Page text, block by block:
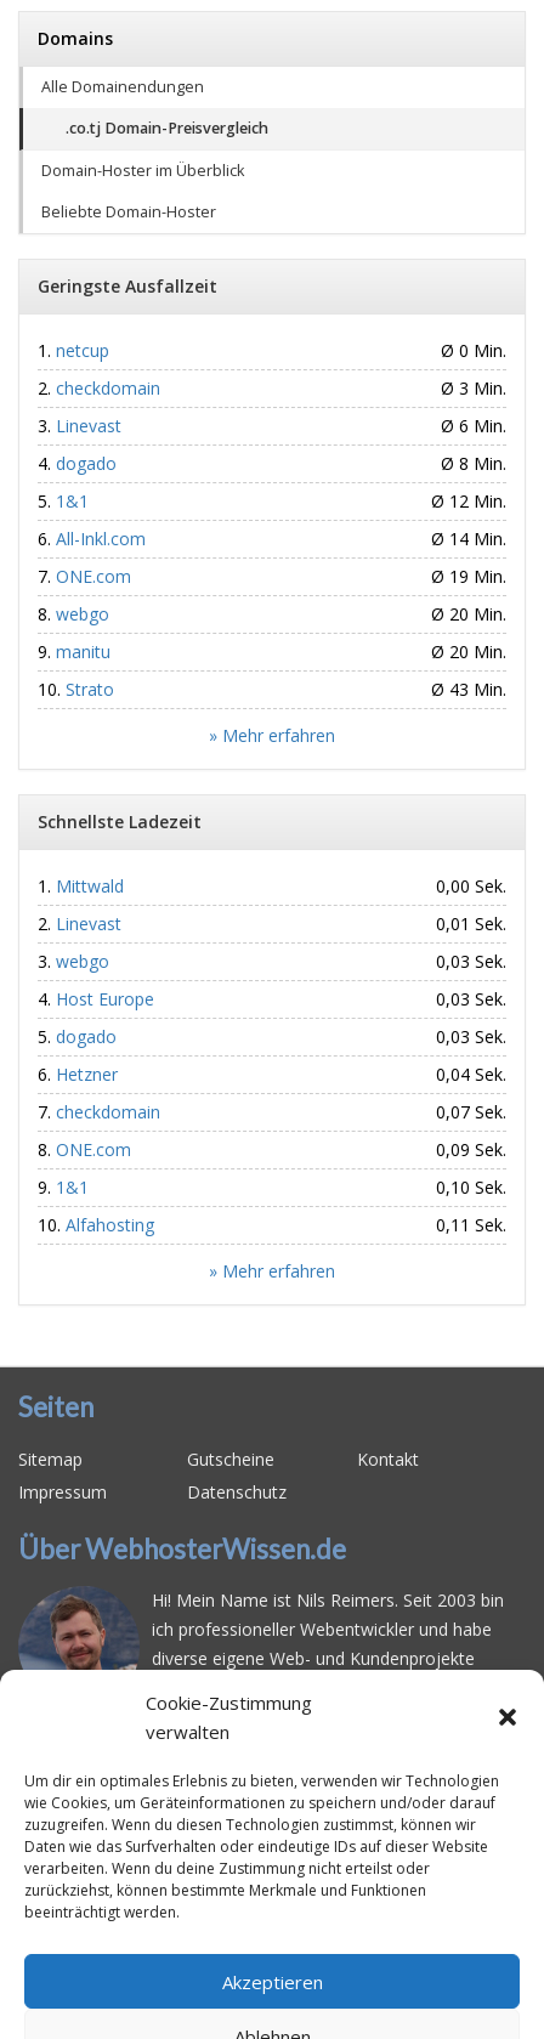
Cookie-Zustimmung
verwalten
Um dir ein optimales Erlebnis zu bieten, verwenden wir Technologien
wie Cookies, um Geräteinformationen zu speichern und/oder darauf
zuzugreifen. Wenn du diesen Technologien zustimmst, können wir
Daten wie das Surfverhalten oder eindeutige IDs auf dieser Website
verarbeiten. Wenn du deine Zustimmung nicht erteilst oder
zurückziehst, können bestimmte Merkmale und Funktionen
beeinträchtigt werden.
Akzeptieren
Domains
Alle Domainendungen
.co.tj Domain-Preisvergleich
Domain-Hoster im Überblick
Beliebte Domain-Hoster
Geringste Ausfallzeit
netcup
Ø 0 Min.
checkdomain
Ø 3 Min.
Linevast
Ø 6 Min.
dogado
Ø 8 Min.
1&1
Ø 12 Min.
All-Inkl.com
Ø 14 Min.
ONE.com
Ø 19 Min.
webgo
Ø 20 Min.
manitu
Ø 20 Min.
Strato
Ø 43 Min.
» Mehr erfahren
Schnellste Ladezeit
Mittwald
0,00 Sek.
Linevast
0,01 Sek.
webgo
0,03 Sek.
Host Europe
0,03 Sek.
dogado
0,03 Sek.
Hetzner
0,04 Sek.
checkdomain
0,07 Sek.
ONE.com
0,09 Sek.
1&1
0,10 Sek.
Alfahosting
0,11 Sek.
» Mehr erfahren
Seiten
Sitemap Gutscheine
Kontakt
Impressum
Datenschutz
Über WebhosterWissen.de
Hi! Mein Name ist Nils Reimers. Seit 2003 bin
ich professioneller Webentwickler und habe
diverse eigene Web- und Kundenprojekte
schwierig ist gutes Webhosting zu finden: Bei
vielen Anbietern ärgert man sich über
Serverausfälleoder überlangsame
Ladezeiten. Deswegen habe ich im Mai 2016
angefangen, die bekanntesten Webhoster
systematisch zu testen und deren
Erreichbarkeit und Ladezeit für eine typische
Website basierend auf dem beliebten CMS-
System WordPress zu protokollieren. Auf
WebhosterWissen.de werte ich diese
Messungen kontinuierlich aus und gebe euch